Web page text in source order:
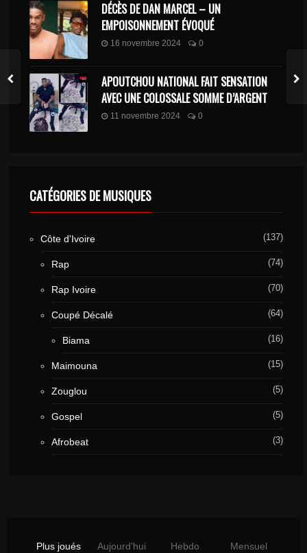
DÉCÈS DE DAN MARCEL – UN
EMPOISONNEMENT ÉVOQUÉ
16 novembre 2024 0
APOUTCHOU NATIONAL FAIT SENSATION
AVEC UNE COLOSSALE SOMME D’ARGENT
11 novembre 2024 0
CATÉGORIES DE MUSIQUES
Côte d'Ivoire (137)
Rap (74)
Rap Ivoire (70)
Coupé Décalé (64)
Biama (16)
Maimouna (15)
Zouglou (5)
Gospel (5)
Afrobeat (3)
Plus joués Aujourd'hui Hebdo Mensuel